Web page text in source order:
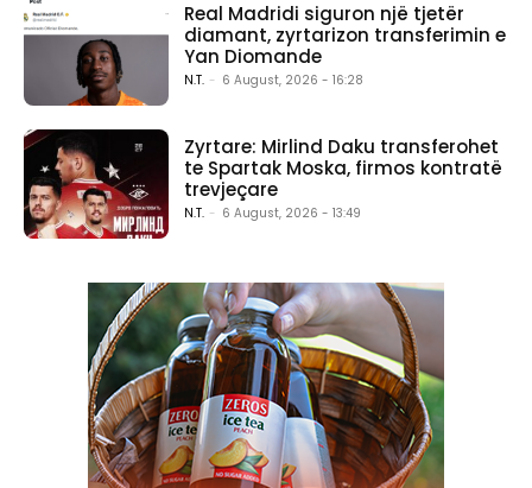
Real Madridi siguron një tjetër
diamant, zyrtarizon transferimin e
Yan Diomande
N.T. - 6 August, 2026 - 16:28
Zyrtare: Mirlind Daku transferohet
te Spartak Moska, firmos kontratë
trevjeçare
N.T. - 6 August, 2026 - 13:49